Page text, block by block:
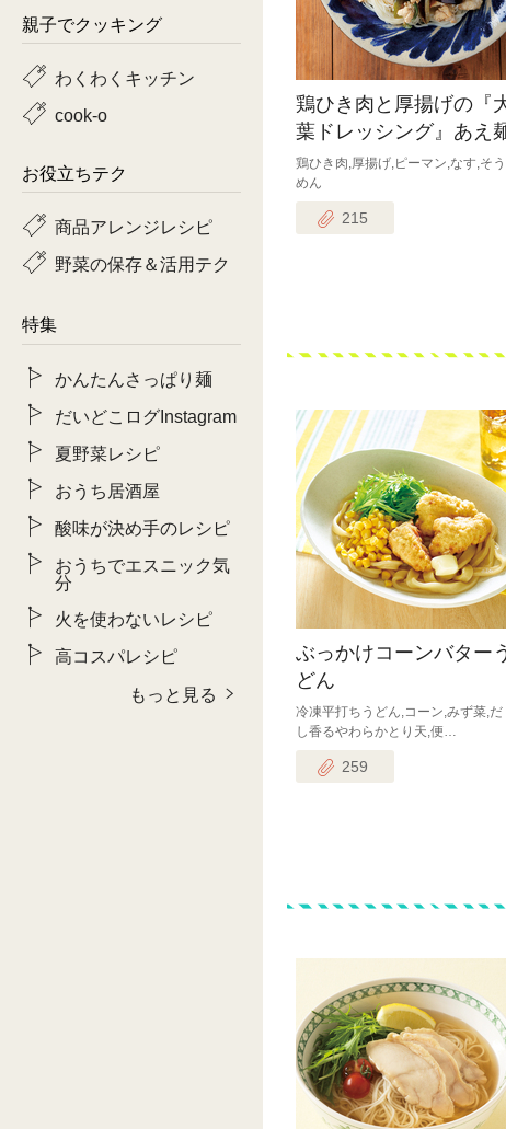
鶏ひき肉と厚揚げの『
葉ドレッシング』あえ
鶏ひき肉,厚揚げ,ピーマン,なす,そう
めん
215
ぶっかけコーンバター
どん
冷凍平打ちうどん,コーン,みず菜,だ
し香るやわらかとり天,便…
259
親子でクッキング
わくわくキッチン
cook-o
お役立ちテク
商品アレンジレシピ
野菜の保存＆活用テク
特集
かんたんさっぱり麺
だいどこログInstagram
夏野菜レシピ
おうち居酒屋
酸味が決め手のレシピ
おうちでエスニック気
分
火を使わないレシピ
高コスパレシピ
もっと見る